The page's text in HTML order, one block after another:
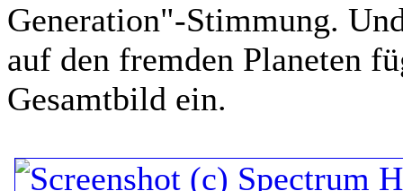
Generation"-Stimmung.
auf den fremden Planeten
Gesamtbild ein.